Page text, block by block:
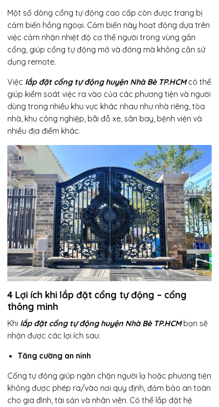
Một số dòng cổng tự động cao cấp còn được trang bị
cảm biến hồng ngoại. Cảm biến này hoạt động dựa trên
việc cảm nhận nhiệt độ cơ thể người trong vùng gần
cổng, giúp cổng tự động mở và đóng mà không cần sử
dụng remote.
Việc lắp đặt cổng tự động huyện Nhà Bè TP.HCMcó thể
giúp kiểm soát việc ra vào của các phương tiện và người
dùng trong nhiều khu vực khác nhau như nhà riêng, tòa
nhà, khu công nghiệp, bãi đỗ xe, sân bay, bệnh viện và
nhiều địa điểm khác.
4 Lợi ích khi lắp đặt cổng tự động – cổng
thông minh
Khi lắp đặt cổng tự động huyện Nhà Bè TP.HCMbạn sẽ
nhận được các lợi ích sau:
Tăng cường an ninh
Cổng tự động giúp ngăn chặn người lạ hoặc phương tiện
không được phép ra/vào nơi quy định, đảm bảo an toàn
cho gia đình, tài sản và nhân viên. Có thể lắp đặt hệ